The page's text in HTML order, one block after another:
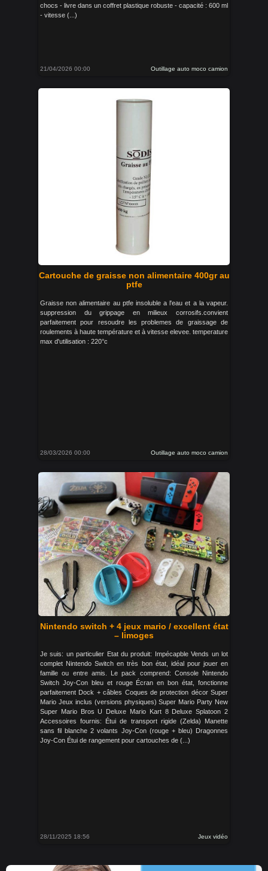
chocs - livre dans un coffret plastique robuste - capacité : 600 ml
- vitesse (...)
21/04/2026 00:00 Outillage auto moco camion
Cartouche de graisse non alimentaire 400gr au
ptfe
Graisse non alimentaire au ptfe insoluble a l'eau et a la vapeur.
suppression du grippage en milieux corrosifs.convient
parfaitement pour resoudre les problemes de graissage de
roulements à haute température et à vitesse elevee. temperature
max d'utilisation : 220°c
28/03/2026 00:00 Outillage auto moco camion
Nintendo switch + 4 jeux mario / excellent état
– limoges
Je suis: un particulier Etat du produit: Impécapble Vends un lot
complet Nintendo Switch en très bon état, idéal pour jouer en
famille ou entre amis. Le pack comprend: Console Nintendo
Switch Joy-Con bleu et rouge Écran en bon état, fonctionne
parfaitement Dock + câbles Coques de protection décor Super
Mario Jeux inclus (versions physiques) Super Mario Party New
Super Mario Bros U Deluxe Mario Kart 8 Deluxe Splatoon 2
Accessoires fournis: Étui de transport rigide (Zelda) Manette
sans fil blanche 2 volants Joy-Con (rouge + bleu) Dragonnes
Joy-Con Étui de rangement pour cartouches de (...)
28/11/2025 18:56 Jeux vidéo